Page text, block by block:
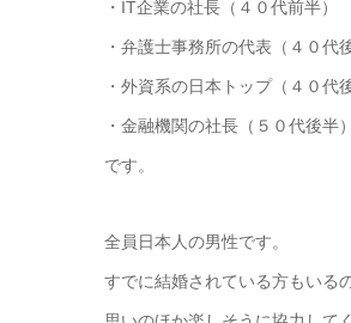
・IT企業の社長（４０代前半）
・弁護士事務所の代表（４０代
・外資系の日本トップ（４０代
・金融機関の社長（５０代後半）
です。
全員日本人の男性です。
すでに結婚されている方もいる